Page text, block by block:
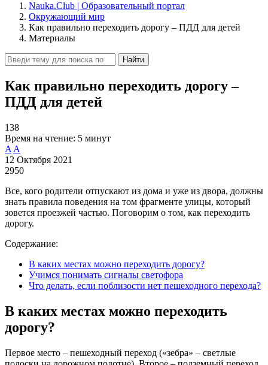
Nauka.Club | Образовательный портал
Окружающий мир
Как правильно переходить дорогу – ПДД для детей
Материалы
Найти
Как правильно переходить дорогу –
ПДД для детей
138
Время на чтение: 5 минут
A A
12 Октября 2021
2950
Все, кого родители отпускают из дома и уже из двора, должны
знать правила поведения на том фрагменте улицы, который
зовется проезжей частью. Поговорим о том, как переходить
дорогу.
Содержание:
В каких местах можно переходить дорогу?
Учимся понимать сигналы светофора
Что делать, если поблизости нет пешеходного перехода?
В каких местах можно переходить
дорогу?
Первое место – пешеходный переход («зебра» – светлые